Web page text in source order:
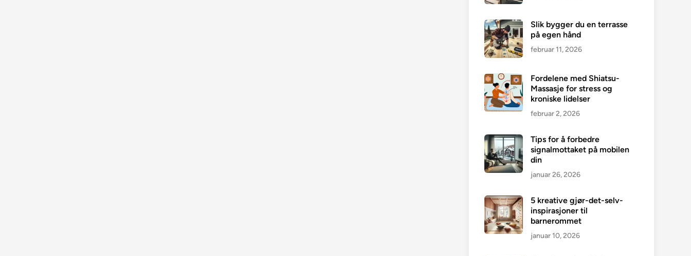
Slik bygger du en terrasse
på egen hånd
februar 11, 2026
Fordelene med Shiatsu-
Massasje for stress og
kroniske lidelser
februar 2, 2026
Tips for å forbedre
signalmottaket på mobilen
din
januar 26, 2026
5 kreative gjør-det-selv-
inspirasjoner til
barnerommet
januar 10, 2026